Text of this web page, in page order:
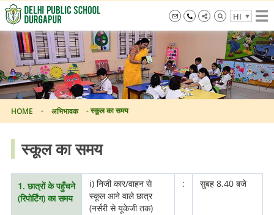
Skip
to
the
content
info@dpsdurgapur.com
+919007795297
HI
Delhi
Public
School
Durgapur
HOME - अभिभावक -स्कूल का समय
स्कूल का समय
1. छात्रों के पहुँचने
(रिपोर्टिंग) का समय
i) निजी कार/वाहन से
स्कूल आने वाले छात्र
(नर्सरी से यूकेजी तक)
: सुबह 8.40 बजे